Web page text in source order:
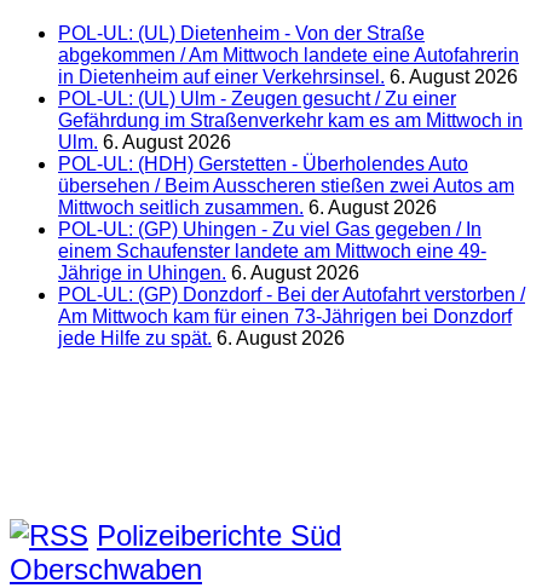
POL-UL: (UL) Dietenheim - Von der Straße
abgekommen / Am Mittwoch landete eine Autofahrerin
in Dietenheim auf einer Verkehrsinsel. 6. August 2026
POL-UL: (UL) Ulm - Zeugen gesucht / Zu einer
Gefährdung im Straßenverkehr kam es am Mittwoch in
Ulm. 6. August 2026
POL-UL: (HDH) Gerstetten - Überholendes Auto
übersehen / Beim Ausscheren stießen zwei Autos am
Mittwoch seitlich zusammen. 6. August 2026
POL-UL: (GP) Uhingen - Zu viel Gas gegeben / In
einem Schaufenster landete am Mittwoch eine 49-
Jährige in Uhingen. 6. August 2026
POL-UL: (GP) Donzdorf - Bei der Autofahrt verstorben /
Am Mittwoch kam für einen 73-Jährigen bei Donzdorf
jede Hilfe zu spät. 6. August 2026
Polizeiberichte Süd
Oberschwaben